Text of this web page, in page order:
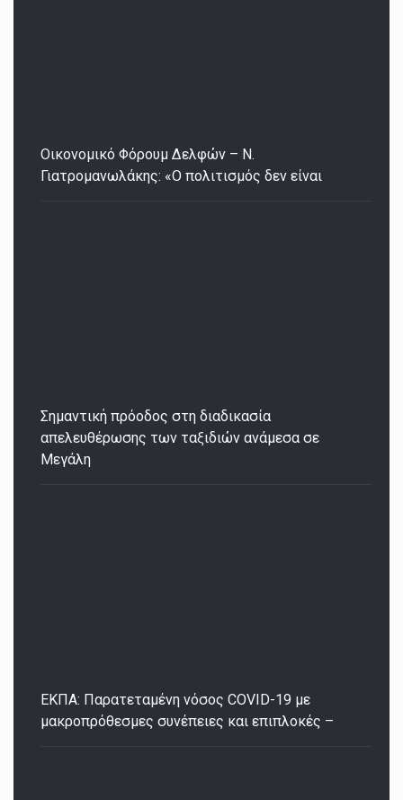
Οικονομικό Φόρουμ Δελφών – Ν.
Γιατρομανωλάκης: «Ο πολιτισμός δεν είναι
Σημαντική πρόοδος στη διαδικασία
απελευθέρωσης των ταξιδιών ανάμεσα σε
Μεγάλη
ΕΚΠΑ: Παρατεταμένη νόσος COVID-19 με
μακροπρόθεσμες συνέπειες και επιπλοκές –